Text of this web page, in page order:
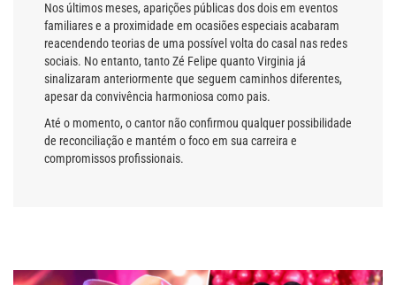
Nos últimos meses, aparições públicas dos dois em eventos
familiares e a proximidade em ocasiões especiais acabaram
reacendendo teorias de uma possível volta do casal nas redes
sociais. No entanto, tanto Zé Felipe quanto Virginia já
sinalizaram anteriormente que seguem caminhos diferentes,
apesar da convivência harmoniosa como pais.
Até o momento, o cantor não confirmou qualquer possibilidade
de reconciliação e mantém o foco em sua carreira e
compromissos profissionais.